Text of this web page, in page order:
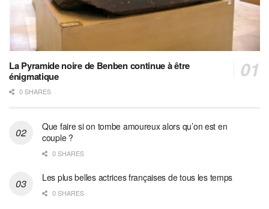
La Pyramide noire de Benben continue à être
énigmatique
0 SHARES
Que faire si on tombe amoureux alors qu’on est en
couple ?
0 SHARES
Les plus belles actrices françaises de tous les temps
0 SHARES